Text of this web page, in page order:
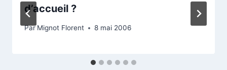
d’accueil ?
Par Mignot Florent 8 mai 2006